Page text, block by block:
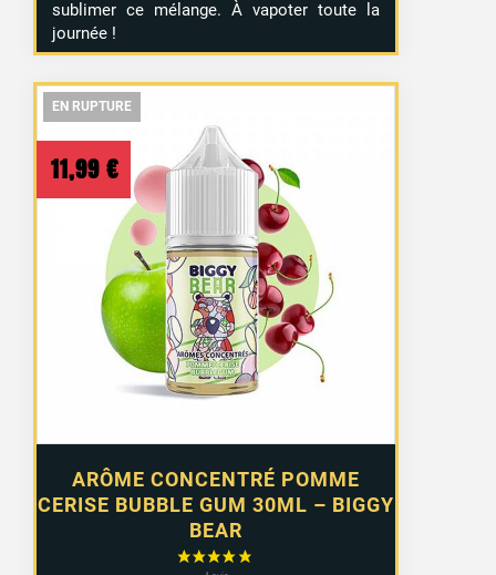
sublimer ce mélange. À vapoter toute la
journée !
EN RUPTURE
EN RUPTURE
ARÔME CONCENTRÉ POMME
CERISE BUBBLE GUM 30ML – BIGGY
BEAR
11,99 €
EN RUPTURE